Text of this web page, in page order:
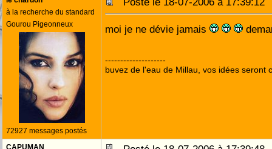
à la recherche du standard
Gourou Pigeonneux
72927 messages postés
moi je ne dévie jamais
--------------------
buvez de l'eau de Millau, vos idées seront
CAPUMAN